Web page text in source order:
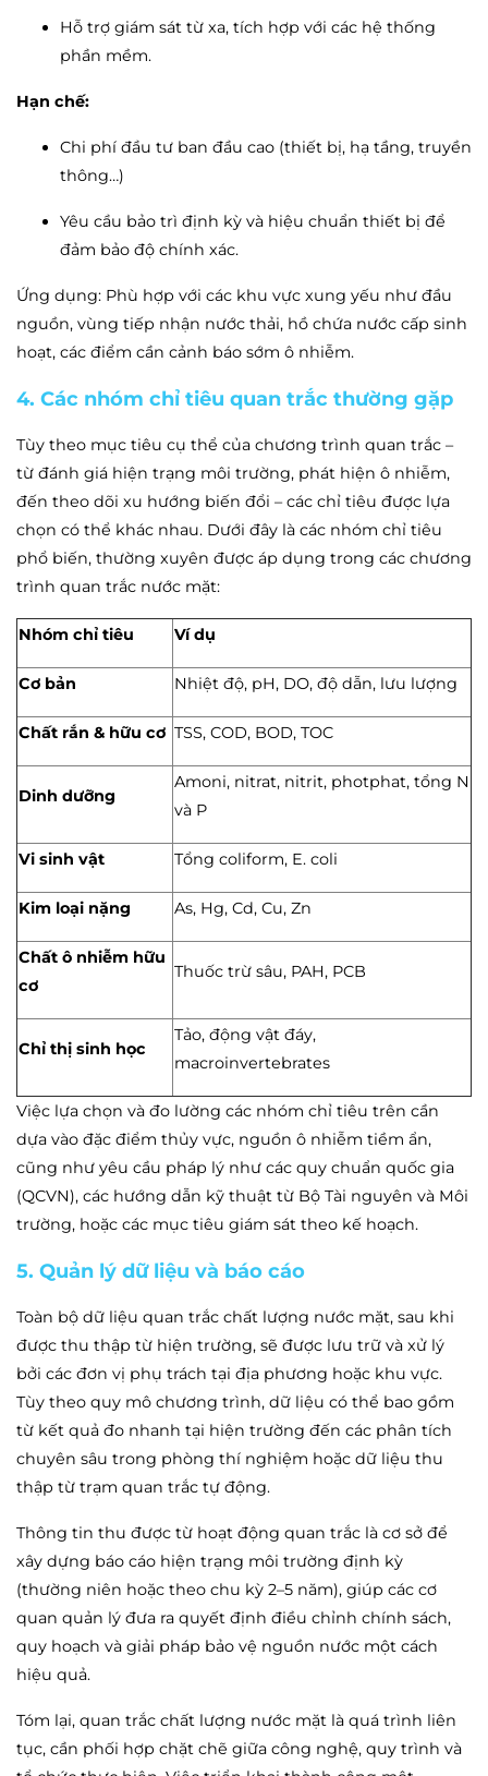
Hỗ trợ giám sát từ xa, tích hợp với các hệ thống
phần mềm.
Hạn chế:
Chi phí đầu tư ban đầu cao (thiết bị, hạ tầng, truyền
thông…)
Yêu cầu bảo trì định kỳ và hiệu chuẩn thiết bị để
đảm bảo độ chính xác.
Ứng dụng: Phù hợp với các khu vực xung yếu như đầu
nguồn, vùng tiếp nhận nước thải, hồ chứa nước cấp sinh
hoạt, các điểm cần cảnh báo sớm ô nhiễm.
4. Các nhóm chỉ tiêu quan trắc thường gặp
Tùy theo mục tiêu cụ thể của chương trình quan trắc –
từ đánh giá hiện trạng môi trường, phát hiện ô nhiễm,
đến theo dõi xu hướng biến đổi – các chỉ tiêu được lựa
chọn có thể khác nhau. Dưới đây là các nhóm chỉ tiêu
phổ biến, thường xuyên được áp dụng trong các chương
trình quan trắc nước mặt:
Nhóm chỉ tiêu Ví dụ
Cơ bản Nhiệt độ, pH, DO, độ dẫn, lưu lượng
Chất rắn & hữu cơ TSS, COD, BOD, TOC
Dinh dưỡng
Amoni, nitrat, nitrit, photphat, tổng N
và P
Vi sinh vật Tổng coliform, E. coli
Kim loại nặng As, Hg, Cd, Cu, Zn
Chất ô nhiễm hữu
cơ
Thuốc trừ sâu, PAH, PCB
Chỉ thị sinh học
Tảo, động vật đáy,
macroinvertebrates
Việc lựa chọn và đo lường các nhóm chỉ tiêu trên cần
dựa vào đặc điểm thủy vực, nguồn ô nhiễm tiềm ẩn,
cũng như yêu cầu pháp lý như các quy chuẩn quốc gia
(QCVN), các hướng dẫn kỹ thuật từ Bộ Tài nguyên và Môi
trường, hoặc các mục tiêu giám sát theo kế hoạch.
5. Quản lý dữ liệu và báo cáo
Toàn bộ dữ liệu quan trắc chất lượng nước mặt, sau khi
được thu thập từ hiện trường, sẽ được lưu trữ và xử lý
bởi các đơn vị phụ trách tại địa phương hoặc khu vực.
Tùy theo quy mô chương trình, dữ liệu có thể bao gồm
từ kết quả đo nhanh tại hiện trường đến các phân tích
chuyên sâu trong phòng thí nghiệm hoặc dữ liệu thu
thập từ trạm quan trắc tự động.
Thông tin thu được từ hoạt động quan trắc là cơ sở để
xây dựng báo cáo hiện trạng môi trường định kỳ
(thường niên hoặc theo chu kỳ 2–5 năm), giúp các cơ
quan quản lý đưa ra quyết định điều chỉnh chính sách,
quy hoạch và giải pháp bảo vệ nguồn nước một cách
hiệu quả.
Tóm lại, quan trắc chất lượng nước mặt là quá trình liên
tục, cần phối hợp chặt chẽ giữa công nghệ, quy trình và